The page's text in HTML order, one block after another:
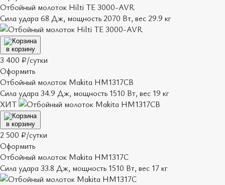
Отбойный молоток Hilti TE 3000-AVR
Сила удара 68 Дж, мощность 2070 Вт, вес 29.9 кг
в корзину
3 400 ₽/сутки
Оформить
Отбойный молоток Makita HM1317CB
Сила удара 34.9 Дж, мощность 1510 Вт, вес 19 кг
ХИТ
в корзину
2 500 ₽/сутки
Оформить
Отбойный молоток Makita HM1317C
Сила удара 33.8 Дж, мощность 1510 Вт, вес 17 кг